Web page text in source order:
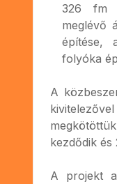
326 fm
meglévő
építése,
folyóka
A
kezdődik és
A projekt a